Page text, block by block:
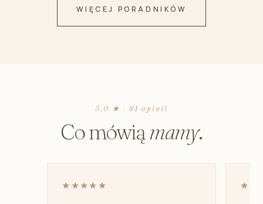
WIĘCEJ PORADNIKÓW
5,0 ★ · 81 opinii
Co mówiąmamy.
★★★★★